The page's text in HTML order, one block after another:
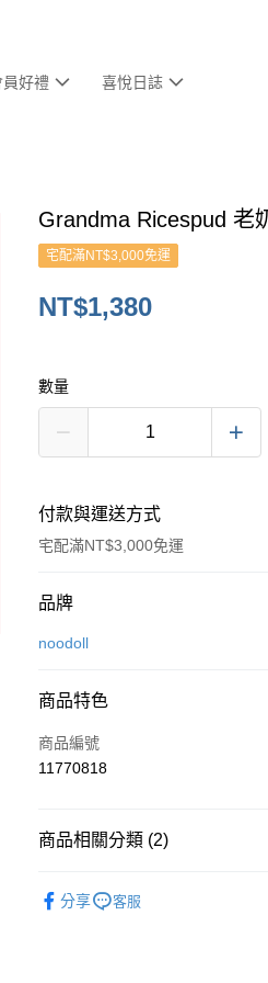
員好禮 喜悅日誌
Grandma Ricespud 老
宅配滿NT$3,000免運
NT$1,380
數量
付款與運送方式
宅配滿NT$3,000免運
付款方式
信用卡一次付款
運送方式
每筆NT$80
品牌
noodoll
商品特色
商品編號
11770818
商品相關分類 (2)
分享 客服